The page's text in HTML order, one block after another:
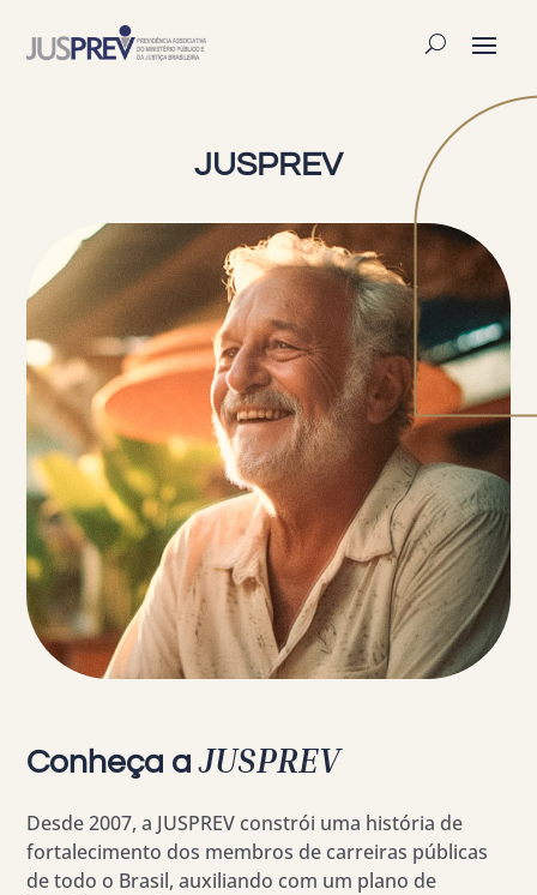
JUSPREV
Conheça aJUSPREV
Desde 2007, a JUSPREV constrói uma história de
fortalecimento dos membros de carreiras públicas
de todo o Brasil, auxiliando com um plano de